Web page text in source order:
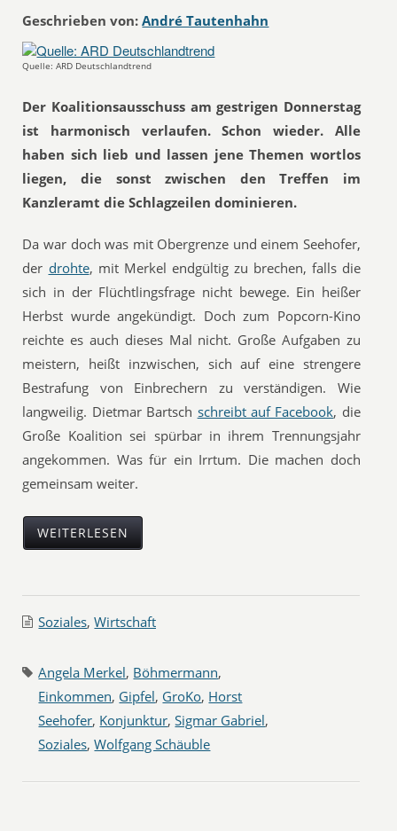
Geschrieben von: André Tautenhahn
Quelle: ARD Deutschlandtrend
Der Koalitionsausschuss am gestrigen Donnerstag
ist harmonisch verlaufen. Schon wieder. Alle
haben sich lieb und lassen jene Themen wortlos
liegen, die sonst zwischen den Treffen im
Kanzleramt die Schlagzeilen dominieren.
Da war doch was mit Obergrenze und einem Seehofer,
der drohte, mit Merkel endgültig zu brechen, falls die
sich in der Flüchtlingsfrage nicht bewege. Ein heißer
Herbst wurde angekündigt. Doch zum Popcorn-Kino
reichte es auch dieses Mal nicht. Große Aufgaben zu
meistern, heißt inzwischen, sich auf eine strengere
Bestrafung von Einbrechern zu verständigen. Wie
langweilig. Dietmar Bartsch schreibt auf Facebook, die
Große Koalition sei spürbar in ihrem Trennungsjahr
angekommen. Was für ein Irrtum. Die machen doch
gemeinsam weiter.
WEITERLESEN
Soziales,Wirtschaft
Angela Merkel, Böhmermann,
Einkommen, Gipfel, GroKo, Horst
Seehofer, Konjunktur,Sigmar Gabriel,
Soziales,Wolfgang Schäuble